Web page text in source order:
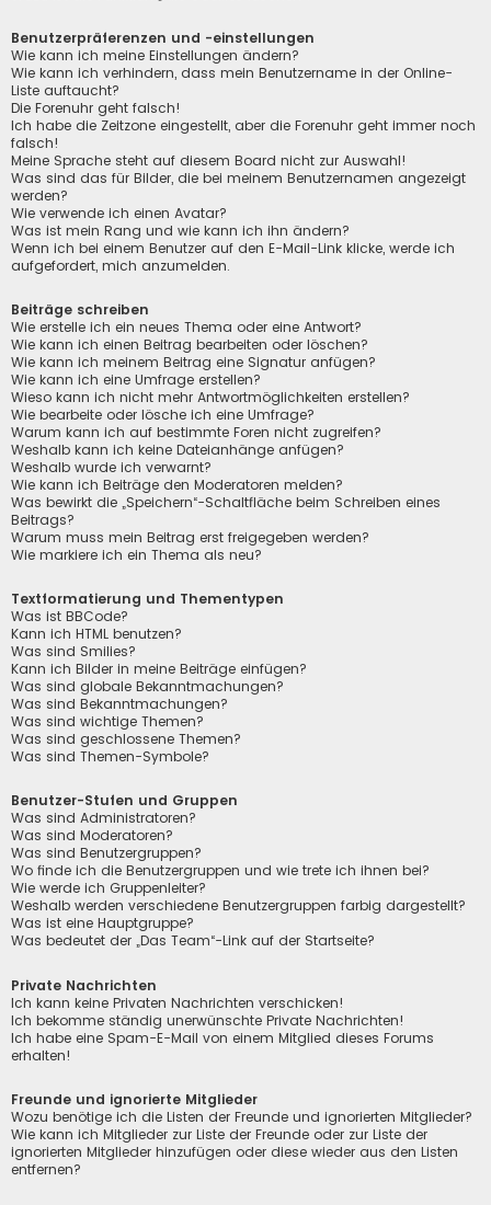
Benutzerpräferenzen und -einstellungen
Wie kann ich meine Einstellungen ändern?
Wie kann ich verhindern, dass mein Benutzername in der Online-
Liste auftaucht?
Die Forenuhr geht falsch!
Ich habe die Zeitzone eingestellt, aber die Forenuhr geht immer noch
falsch!
Meine Sprache steht auf diesem Board nicht zur Auswahl!
Was sind das für Bilder, die bei meinem Benutzernamen angezeigt
werden?
Wie verwende ich einen Avatar?
Was ist mein Rang und wie kann ich ihn ändern?
Wenn ich bei einem Benutzer auf den E-Mail-Link klicke, werde ich
aufgefordert, mich anzumelden.
Beiträge schreiben
Wie erstelle ich ein neues Thema oder eine Antwort?
Wie kann ich einen Beitrag bearbeiten oder löschen?
Wie kann ich meinem Beitrag eine Signatur anfügen?
Wie kann ich eine Umfrage erstellen?
Wieso kann ich nicht mehr Antwortmöglichkeiten erstellen?
Wie bearbeite oder lösche ich eine Umfrage?
Warum kann ich auf bestimmte Foren nicht zugreifen?
Weshalb kann ich keine Dateianhänge anfügen?
Weshalb wurde ich verwarnt?
Wie kann ich Beiträge den Moderatoren melden?
Was bewirkt die „Speichern“-Schaltfläche beim Schreiben eines
Beitrags?
Warum muss mein Beitrag erst freigegeben werden?
Wie markiere ich ein Thema als neu?
Textformatierung und Thementypen
Was ist BBCode?
Kann ich HTML benutzen?
Was sind Smilies?
Kann ich Bilder in meine Beiträge einfügen?
Was sind globale Bekanntmachungen?
Was sind Bekanntmachungen?
Was sind wichtige Themen?
Was sind geschlossene Themen?
Was sind Themen-Symbole?
Benutzer-Stufen und Gruppen
Was sind Administratoren?
Was sind Moderatoren?
Was sind Benutzergruppen?
Wo finde ich die Benutzergruppen und wie trete ich ihnen bei?
Wie werde ich Gruppenleiter?
Weshalb werden verschiedene Benutzergruppen farbig dargestellt?
Was ist eine Hauptgruppe?
Was bedeutet der „Das Team“-Link auf der Startseite?
Private Nachrichten
Ich kann keine Privaten Nachrichten verschicken!
Ich bekomme ständig unerwünschte Private Nachrichten!
Ich habe eine Spam-E-Mail von einem Mitglied dieses Forums
erhalten!
Freunde und ignorierte Mitglieder
Wozu benötige ich die Listen der Freunde und ignorierten Mitglieder?
Wie kann ich Mitglieder zur Liste der Freunde oder zur Liste der
ignorierten Mitglieder hinzufügen oder diese wieder aus den Listen
entfernen?